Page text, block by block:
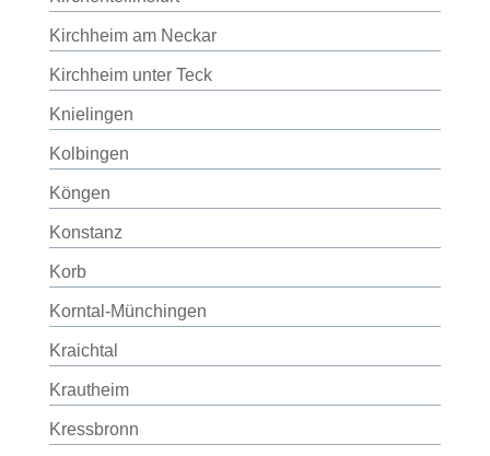
Kirchheim am Neckar
Kirchheim unter Teck
Knielingen
Kolbingen
Köngen
Konstanz
Korb
Korntal-Münchingen
Kraichtal
Krautheim
Kressbronn